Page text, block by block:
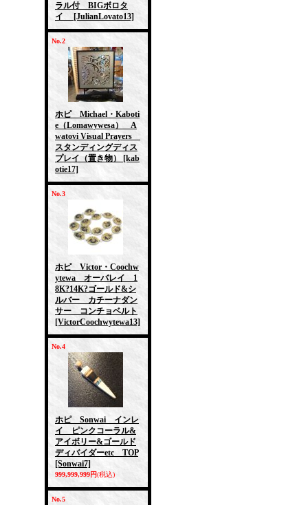
ラル付 BIGボロタ
イ
[JulianLovato13]
No.2
ホピ Michael・Kaboti
e（Lomawywesa） A
watovi Visual Prayers
スタンディングディス
プレイ（置き物）
[kab
otie17]
No.3
ホピ Victor・Coochw
ytewa オーバレイ 1
8K?14K?ゴールド&シ
ルバー カチーナダン
サー コンチョベルト
[VictorCoochwytewa13]
No.4
ホピ Sonwai インレ
イ ピンクコーラル&
アイボリー&ゴールド
ディバイダーetc TOP
[Sonwai7]
999,999,999円(税込)
No.5